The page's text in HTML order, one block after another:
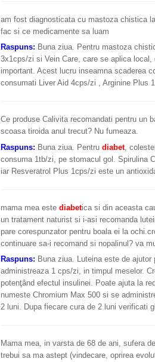
am fost diagnosticata cu mastoza chistica
fac si ce medicamente sa luam
Raspuns: Buna ziua. Pentru mastoza
3x1cps/zi si Vein Care, care se aplica
important. Acest lucru inseamna scaderea
consumati Liver Aid 4cps/zi , Arginine Plus
Ce produse Calivita recomandati pentru un
scoasa tiroida anul trecut? Nu fumeaza.
Raspuns: Buna ziua. Pentru diabet,
consuma 1tb/zi, pe stomacul gol. Spirulina
iar Resveratrol Plus 1cps/zi este un
mama mea este diabetica si din aceasta
un tratament naturist si i-asi recomanda
pare corespunzator pentru boala ei la
continuare sa-i recomand si nopalinul? va
Raspuns: Buna ziua. Luteina este de
administreaza 1 cps/zi, in timpul meselor.
potenţând efectul insulinei. Poate ajuta la
numeste Chromium Max 500 si se
2 luni. Dupa fiecare cura de 2 luni verificati
Mama mea, in varsta de 68 de ani, sufera
trebui sa ma astept (vindecare, oprirea